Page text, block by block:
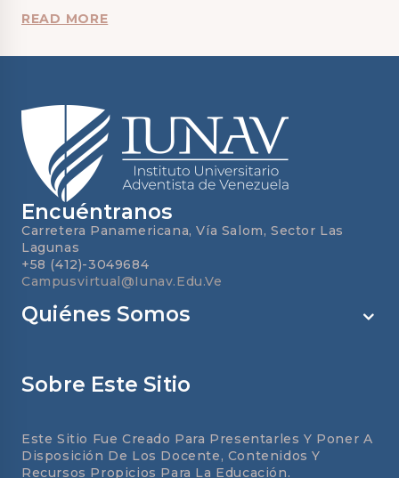
READ MOREMAY
EYED
LOOK
AT
Encuéntranos
Carretera Panamericana, Vía Salom, Sector Las
Lagunas
+58 (412)-3049684
Campusvirtual@iunav.edu.ve
Quiénes Somos
Sobre Este Sitio
Este Sitio Fue Creado Para Presentarles Y Poner A
Disposición De Los Docente, Contenidos Y
Recursos Propicios Para La Educación.